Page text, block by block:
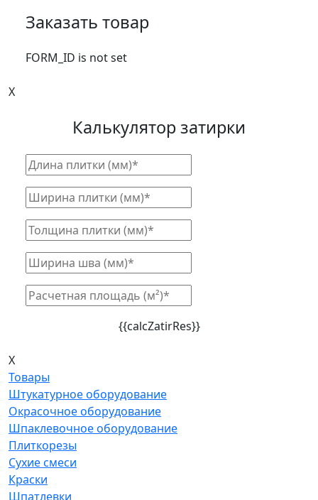
Заказать товар
FORM_ID is not set
X
Калькулятор затирки
{{calcZatirRes}}
X
Товары
Штукатурное оборудование
Окрасочное оборудование
Шпаклевочное оборудование
Плиткорезы
Сухие смеси
Краски
Шпатлевки